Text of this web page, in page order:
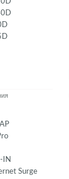
IN
Surge